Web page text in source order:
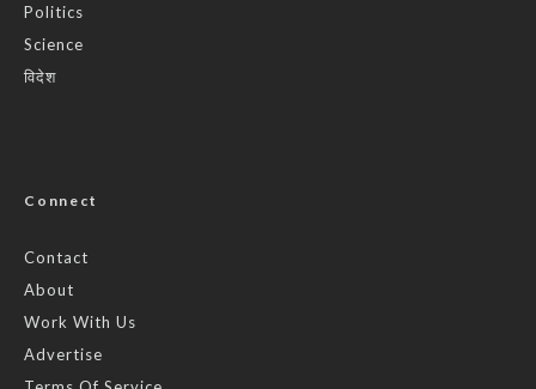
Politics
Science
विदेश
Connect
Contact
About
Work With Us
Advertise